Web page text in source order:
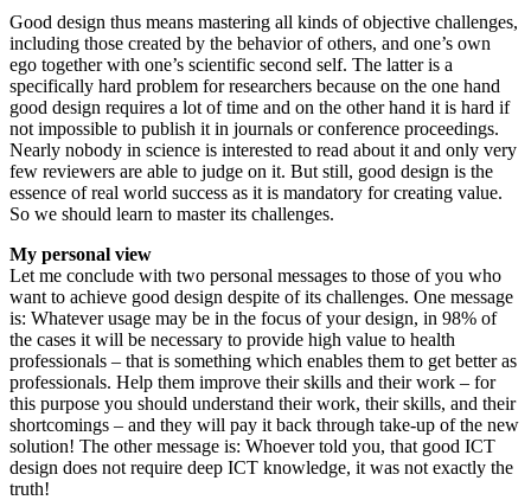
Good design thus means mastering all kinds of objective challenges,
including those created by the behavior of others, and one’s own
ego together with one’s scientific second self. The latter is a
specifically hard problem for researchers because on the one hand
good design requires a lot of time and on the other hand it is hard if
not impossible to publish it in journals or conference proceedings.
Nearly nobody in science is interested to read about it and only very
few reviewers are able to judge on it. But still, good design is the
essence of real world success as it is mandatory for creating value.
So we should learn to master its challenges.
My personal view
Let me conclude with two personal messages to those of you who
want to achieve good design despite of its challenges. One message
is: Whatever usage may be in the focus of your design, in 98% of
the cases it will be necessary to provide high value to health
professionals – that is something which enables them to get better as
professionals. Help them improve their skills and their work – for
this purpose you should understand their work, their skills, and their
shortcomings – and they will pay it back through take-up of the new
solution! The other message is: Whoever told you, that good ICT
design does not require deep ICT knowledge, it was not exactly the
truth!